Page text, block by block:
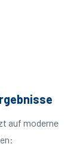
auf moderne